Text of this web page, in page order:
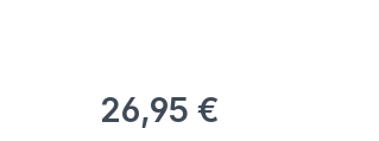
26,95 €